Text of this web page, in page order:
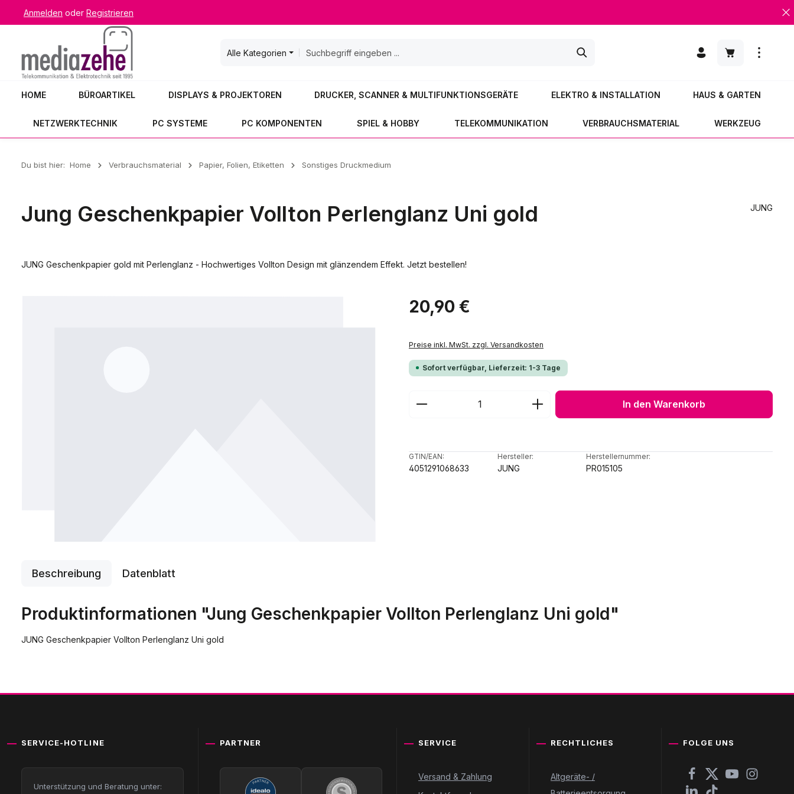
Hauptinhalt springen
Zur Suche springen
Zur Hauptnavigation springen
Anmelden oder Registrieren
Alle Kategorien
Warenkorb
HOME BÜROARTIKEL DISPLAYS & PROJEKTOREN DRUCKER, SCANNER & MULTIFUNKTIONSGERÄTE ELEKTRO & INSTALLATION HAUS & GARTEN
NETZWERKTECHNIK PC SYSTEME PC KOMPONENTEN SPIEL & HOBBY TELEKOMMUNIKATION VERBRAUCHSMATERIAL WERKZEUG
Du bist hier: Home Verbrauchsmaterial Papier, Folien, Etiketten Sonstiges Druckmedium
Jung Geschenkpapier Vollton Perlenglanz Uni gold JUNG
JUNG Geschenkpapier gold mit Perlenglanz - Hochwertiges Vollton Design mit glänzendem Effekt. Jetzt bestellen!
Regulärer Preis:
20,90 €
Preise inkl. MwSt. zzgl. Versandkosten
Sofort verfügbar, Lieferzeit: 1-3 Tage
Produkt Anzahl: Gib den gewünschten Wert ein oder
In den Warenkorb
GTIN/EAN:
4051291068633
Hersteller:
JUNG
Herstellernummer:
PR015105
Beschreibung Datenblatt
Produktinformationen "Jung Geschenkpapier Vollton Perlenglanz Uni gold"
JUNG Geschenkpapier Vollton Perlenglanz Uni gold
SERVICE-HOTLINE
Unterstützung und Beratung unter:
PARTNER SERVICE
Versand & Zahlung
RECHTLICHES
Altgeräte- /
FOLGE UNS